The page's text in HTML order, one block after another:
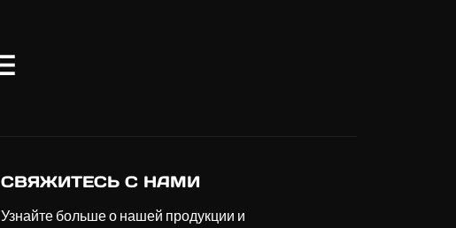
СВЯЖИТЕСЬ С НАМИ
Узнайте больше о нашей продукции и